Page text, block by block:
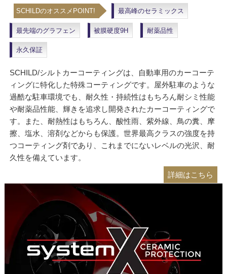
SCHILDのオススメPOINT! 最高峰のセラミックス
最先端のグラフェン 被膜硬度9H 耐薬品性
永久保証
SCHILD/シルトカーコーティングは、自動車用のカーコーテ
ィングに特化した特殊コーティングです。屋外駐車のような
過酷な駐車環境でも、耐久性・持続性はもちろん耐シミ性能
や耐薬品性能、輝きを追求し開発されたカーコーティングで
す。また、耐熱性はもちろん、酸性雨、紫外線、鳥の糞、摩
擦、塩水、溶剤などからも保護。世界最高クラスの強度を持
つコーティング剤であり、これまでにないレベルの光沢、耐
久性を備えています。
詳細はこちら